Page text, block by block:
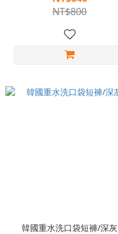
NT$800
韓國重水洗口袋短褲/深灰